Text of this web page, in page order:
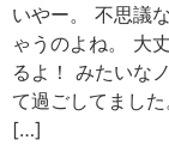
いやー。 不思議
ゃうのよね。 大
るよ！ みたいな
て過ごしてまし
[…]